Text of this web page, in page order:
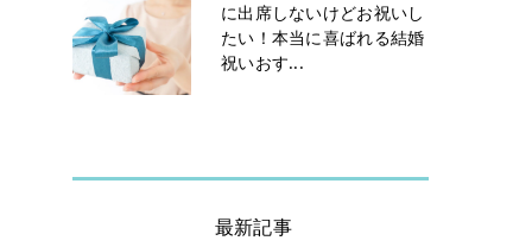
に出席しないけどお祝いし
たい！本当に喜ばれる結婚
祝いおす...
最新記事